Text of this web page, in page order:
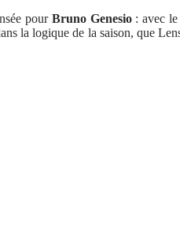
pour Bruno Genesio: avec le
la logique de la saison, que